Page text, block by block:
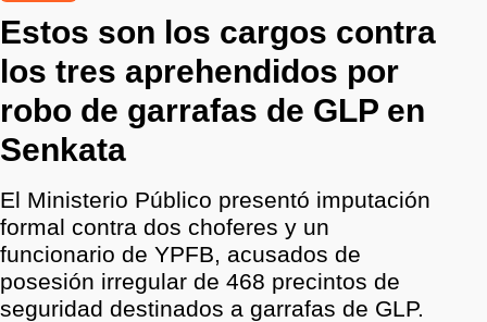
Estos son los cargos contra
los tres aprehendidos por
robo de garrafas de GLP en
Senkata
El Ministerio Público presentó imputación
formal contra dos choferes y un
funcionario de YPFB, acusados de
posesión irregular de 468 precintos de
seguridad destinados a garrafas de GLP.